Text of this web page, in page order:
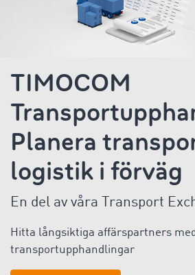
TIMOCOM
Planera
logistik i förväg
En del av våra Transport
Hitta långsiktiga affärspartners med
transportupphandlingar